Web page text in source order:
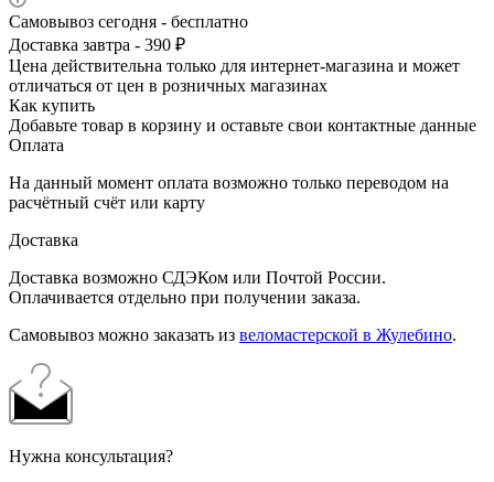
Самовывоз сегодня - бесплатно
Доставка завтра - 390 ₽
Цена действительна только для интернет-магазина и может
отличаться от цен в розничных магазинах
Как купить
Добавьте товар в корзину и оставьте свои контактные данные
Оплата
На данный момент оплата возможно только переводом на
расчётный счёт или карту
Доставка
Доставка возможно СДЭКом или Почтой России.
Оплачивается отдельно при получении заказа.
Самовывоз можно заказать из веломастерской в Жулебино.
Нужна консультация?